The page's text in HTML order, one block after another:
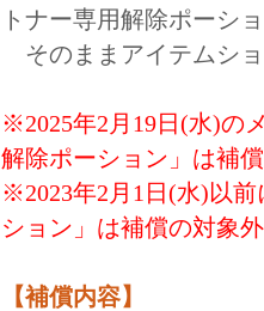
トナー専用解除ポーシ
そのままアイテムシ
※2025年2月19日(水)の
解除ポーション」は補
※2023年2月1日(水)以
ション」は補償の対象
【補償内容】